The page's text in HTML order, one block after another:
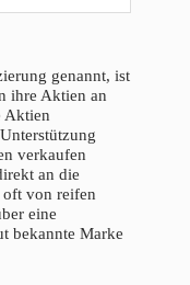
genannt, ist
ihre Aktien an
Aktien
verkaufen
an die
von reifen
eine
bekannte Marke